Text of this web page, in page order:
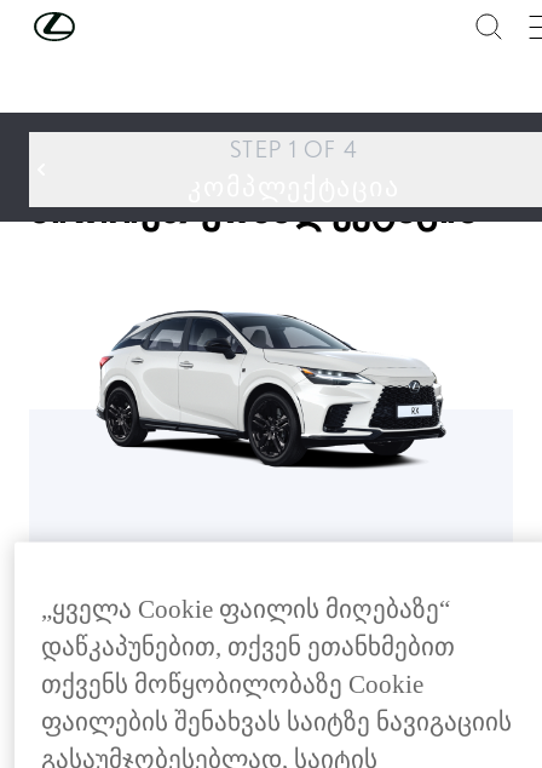
მთავარ კონტენტზე გადასვლა (დააჭირეთ შესვლას)
STEP 1 OF 4
ᲙᲝᲛᲞᲚᲔᲥᲢᲐᲪᲘᲐ
ᲞᲔᲠᲡᲝᲜᲐᲚᲘᲖᲐᲪᲘᲐ
ᲨᲔᲯᲐᲛᲔᲑᲐ ᲓᲐ ᲨᲔᲜᲐᲮᲕᲐ
აირჩიეთ კომპლექტაცია
RX 500h
„ყველა Cookie ფაილის მიღებაზე“
დაწკაპუნებით, თქვენ ეთანხმებით
თქვენს მოწყობილობაზე Cookie
ფაილების შენახვას საიტზე ნავიგაციის
გასაუმჯობესებლად, საიტის